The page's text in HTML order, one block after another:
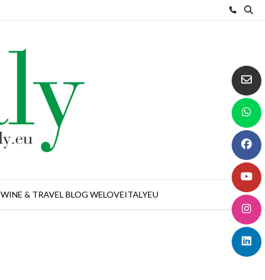
WINE & TRAVEL BLOG WELOVEITALYEU